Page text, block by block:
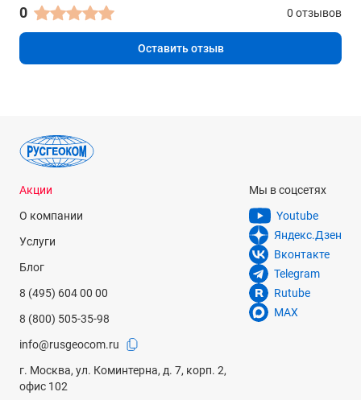
0 0 отзывов
Оставить отзыв
Акции
О компании
Услуги
Блог
8 (495) 604 00 00
8 (800) 505-35-98
info@rusgeocom.ru
г. Москва, ул. Коминтерна, д. 7, корп. 2,
офис 102
Мы в соцсетях
Youtube
Яндекс.Дзен
Вконтакте
Telegram
Rutube
MAX